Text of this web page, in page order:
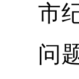
市
问